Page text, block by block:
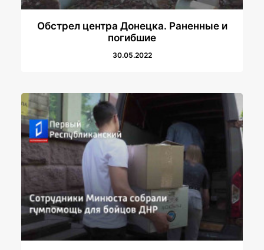
Обстрел центра Донецка. Раненные и
погибшие
30.05.2022